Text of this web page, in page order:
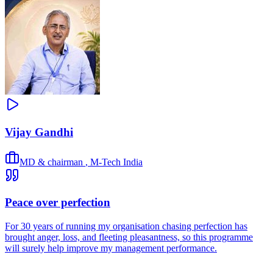
Vijay Gandhi
MD & chairman , M-Tech India
Peace over perfection
For 30 years of running my organisation chasing perfection has
brought anger, loss, and fleeting pleasantness, so this programme
will surely help improve my management performance.